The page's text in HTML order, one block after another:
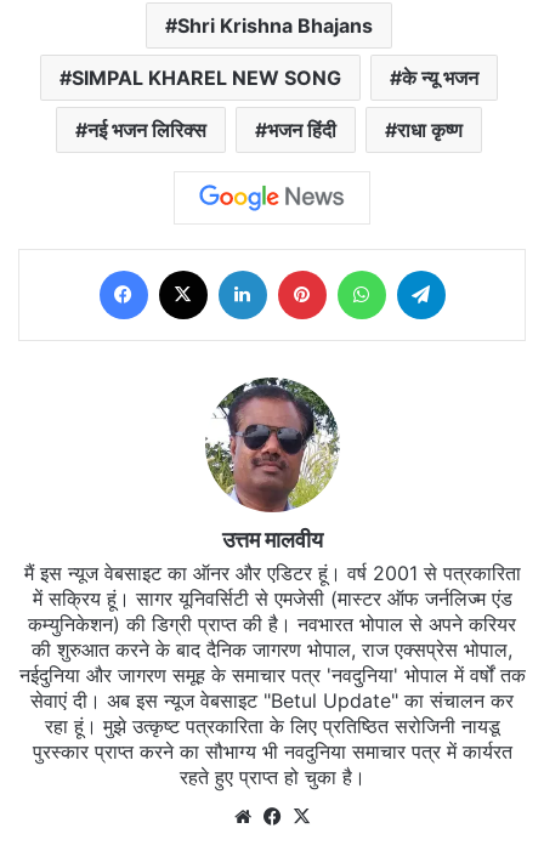
Shri Krishna Bhajans
SIMPAL KHAREL NEW SONG के न्यू भजन
नई भजन लिरिक्स भजन हिंदी राधा कृष्ण
Facebook LinkedIn PinterestWhatsApp
उत्तम मालवीय
मैं इस न्यूज वेबसाइट का ऑनर और एडिटर हूं। वर्ष 2001 से पत्रकारिता
में सक्रिय हूं। सागर यूनिवर्सिटी से एमजेसी (मास्टर ऑफ जर्नलिज्म एंड
कम्युनिकेशन) की डिग्री प्राप्त की है। नवभारत भोपाल से अपने करियर
की शुरुआत करने के बाद दैनिक जागरण भोपाल, राज एक्सप्रेस भोपाल,
नईदुनिया और जागरण समूह के समाचार पत्र 'नवदुनिया' भोपाल में वर्षों तक
सेवाएं दी। अब इस न्यूज वेबसाइट "Betul Update" का संचालन कर
रहा हूं। मुझे उत्कृष्ट पत्रकारिता के लिए प्रतिष्ठित सरोजिनी नायडू
पुरस्कार प्राप्त करने का सौभाग्य भी नवदुनिया समाचार पत्र में कार्यरत
रहते हुए प्राप्त हो चुका है।
WebsiteFacebook